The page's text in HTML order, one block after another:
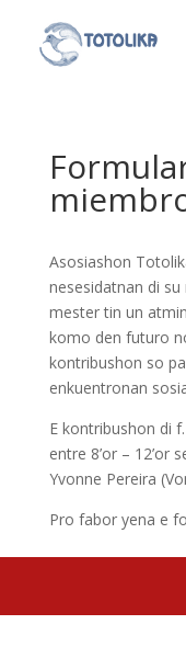
Asosiashon
nesesidatnan di
mester tin un
komo den futuro
kontribushon so
enkuentronan
E kontribushon di
entre 8’or – 12’or
Yvonne Pereira
Pro fabor yena e